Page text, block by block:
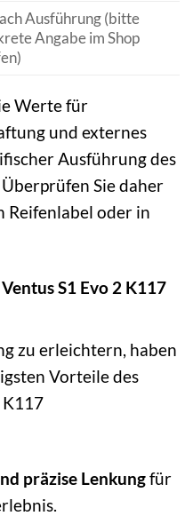
Ausführung (bitte
Angabe im Shop
Werte für
und externes
Ausführung des
Sie daher
Reifenlabel oder in
S1 Evo 2 K117
zu erleichtern, haben
Vorteile des
K117
präzise Lenkungfür